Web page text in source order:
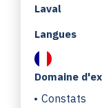
Laval
Domaine
Constats
Langues